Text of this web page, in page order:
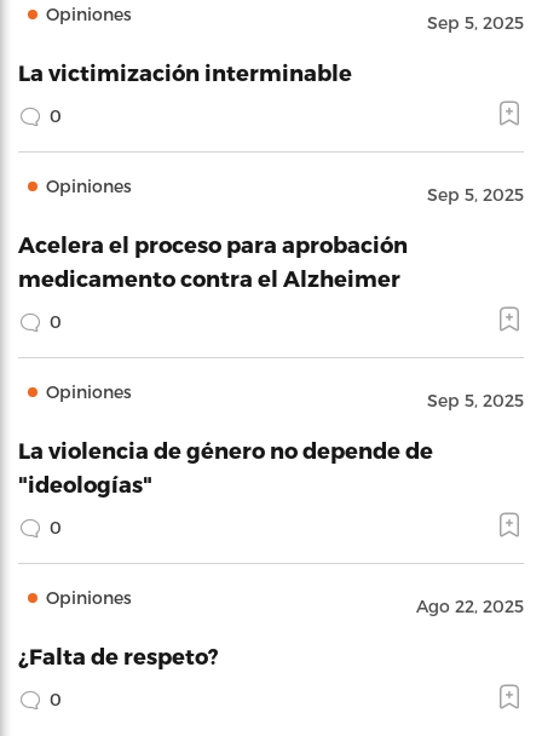
Opiniones Sep 5, 2025
La victimización interminable
0
Opiniones Sep 5, 2025
Acelera el proceso para aprobación
medicamento contra el Alzheimer
0
Opiniones Sep 5, 2025
La violencia de género no depende de
"ideologías"
0
Opiniones Ago 22, 2025
¿Falta de respeto?
0